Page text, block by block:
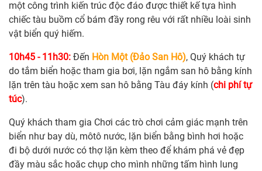
một công trình kiến trúc độc đáo được thiết kế tựa hình
chiếc tàu buồm cổ bám đầy rong rêu với rất nhiều loài sinh
vật biển quý hiếm.
10h45 - 11h30: Đến Hòn Một (Đảo San Hô), Quý khách tự
do tắm biển hoặc tham gia bơi, lặn ngắm san hô bằng kính
lặn trên tàu hoặc xem san hô bằng Tàu đáy kính (chi phí tự
túc).
Quý khách tham gia Chơi các trò chơi cảm giác mạnh trên
biển như bay dù, môtô nước, lặn biển bằng bình hơi hoặc
đi bộ dưới nước có thợ lặn kèm theo để khám phá vẻ đẹp
đầy màu sắc hoăc chụp cho mình những tấm hình lung